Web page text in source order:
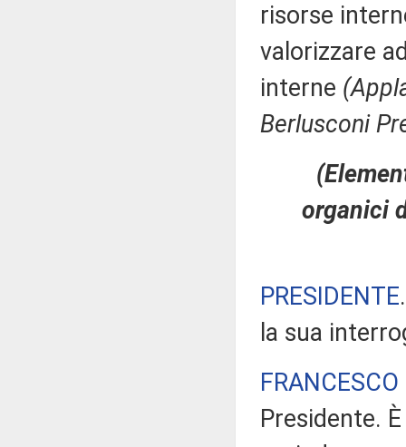
risorse
valorizzare
interne
Berlusconi
organici
PRESIDENTE
la sua
Presidente.